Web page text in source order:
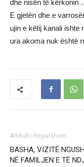
dhe nisën të
E gjetën dhe e
ujin e këtij kanali ishte
ura akoma nuk është
Artikull i meparshem
BASHA, VIZITË
NË FAMILJEN E TË